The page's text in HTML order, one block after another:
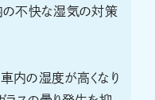
の不快な湿気の対策
内の湿度が高くなり